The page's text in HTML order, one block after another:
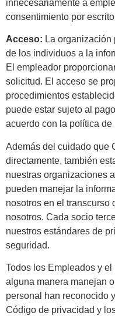
innecesariamente a
consentimiento por
Acceso: La organización
de los individuos a la
El empleador
solicitud. El acceso se
procedimientos
puede estar sujeto al
acuerdo con la política de
Además del cuidado que
directamente, también
nuestras organizaciones
pueden manejar la
nosotros en el transcurso
nosotros. Cada socio
nuestros estándares de
seguridad.
Todos los Empleados y
alguna manera manejan
personal han reconocido
Código de privacidad y